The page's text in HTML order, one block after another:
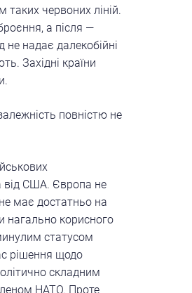
таких червоних ліній.
а після —
не надає далекобійні
Західні країни
повністю не
від США. Європа не
має достатньо на
нагально корисного
статусом
рішення щодо
складним
НАТО. Проте